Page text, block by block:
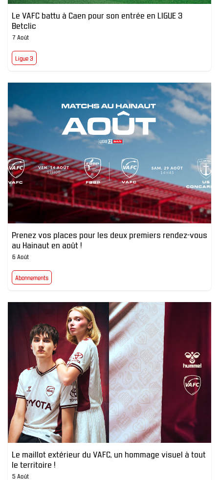
Le VAFC battu à Caen pour son entrée en LIGUE 3
Betclic
7 Août
Ligue 3
Prenez vos places pour les deux premiers rendez-vous
au Hainaut en août !
6 Août
Abonnements
Le maillot extérieur du VAFC, un hommage visuel à tout
le territoire !
5 Août